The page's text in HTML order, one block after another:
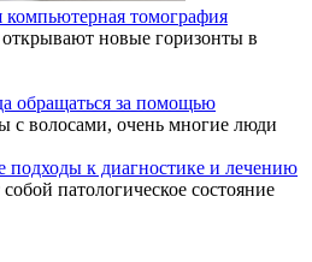
компьютерная томография
новые горизонты в
обращаться за помощью
с волосами, очень многие люди
подходы к диагностике и лечению
патологическое состояние